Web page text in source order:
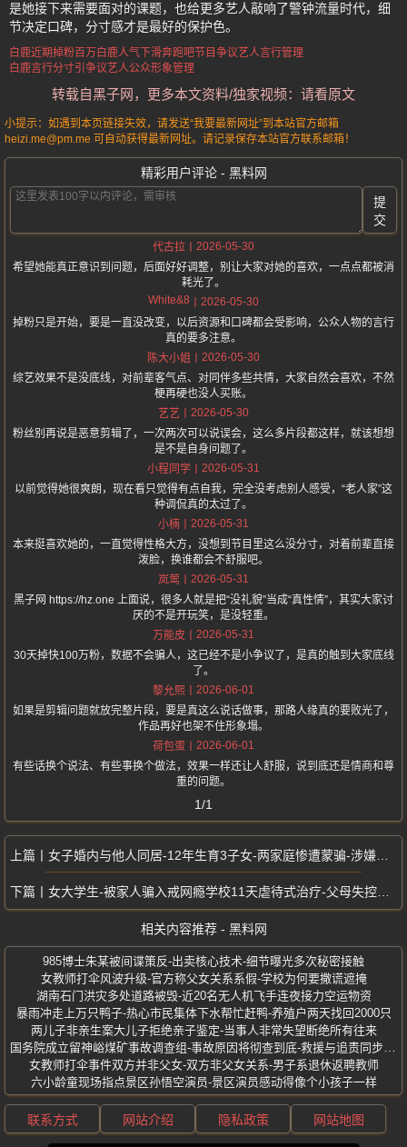
是她接下来需要面对的课题，也给更多艺人敲响了警钟流量时代，细
节决定口碑，分寸感才是最好的保护色。
白鹿近期掉粉百万 白鹿人气下滑奔跑吧节目争议艺人言行管理
白鹿言行分寸引争议艺人公众形象管理
转载自黑子网，更多本文资料/独家视频：请看原文
小提示：如遇到本页链接失效，请发送“我要最新网址”到本站官方邮箱
heizi.me@pm.me 可自动获得最新网址。请记录保存本站官方联系邮箱！
精彩用户评论 - 黑料网
提
交
代古拉
2026-05-30
希望她能真正意识到问题，后面好好调整，别让大家对她的喜欢，一点点都被消
耗光了。
White&8
2026-05-30
掉粉只是开始，要是一直没改变，以后资源和口碑都会受影响，公众人物的言行
真的要多注意。
陈大小姐
2026-05-30
综艺效果不是没底线，对前辈客气点、对同伴多些共情，大家自然会喜欢，不然
梗再硬也没人买账。
艺艺
2026-05-30
粉丝别再说是恶意剪辑了，一次两次可以说误会，这么多片段都这样，就该想想
是不是自身问题了。
小程同学
2026-05-31
以前觉得她很爽朗，现在看只觉得有点自我，完全没考虑别人感受，“老人家”这
种调侃真的太过了。
小楠
2026-05-31
本来挺喜欢她的，一直觉得性格大方，没想到节目里这么没分寸，对着前辈直接
泼脸，换谁都会不舒服吧。
岚莺
2026-05-31
黑子网 https://hz.one 上面说，很多人就是把“没礼貌”当成“真性情”，其实大家讨
厌的不是开玩笑，是没轻重。
万能皮
2026-05-31
30天掉快100万粉，数据不会骗人，这已经不是小争议了，是真的触到大家底线
了。
黎允熙
2026-06-01
如果是剪辑问题就放完整片段，要是真这么说话做事，那路人缘真的要败光了，
作品再好也架不住形象塌。
荷包蛋
2026-06-01
有些话换个说法、有些事换个做法，效果一样还让人舒服，说到底还是情商和尊
重的问题。
1/1
女子婚内与他人同居-12年生育3子女-两家庭惨遭蒙骗-涉嫌重婚被刑拘
女大学生-被家人骗入戒网瘾学校11天虐待式治疗-父母失控的爱酿成悲剧
相关内容推荐 - 黑料网
985博士朱某被间谍策反-出卖核心技术-细节曝光多次秘密接触
女教师打伞风波升级-官方称父女关系系假-学校为何要撒谎遮掩
湖南石门洪灾多处道路被毁-近20名无人机飞手连夜接力空运物资
暴雨冲走上万只鸭子-热心市民集体下水帮忙赶鸭-养殖户两天找回2000只
两儿子非亲生案大儿子拒绝亲子鉴定-当事人非常失望断绝所有往来
国务院成立留神峪煤矿事故调查组-事故原因将彻查到底-救援与追责同步推进
女教师打伞事件双方并非父女-双方非父女关系-男子系退休返聘教师
六小龄童现场指点景区孙悟空演员-景区演员感动得像个小孩子一样
联系方式 网站介绍 隐私政策 网站地图